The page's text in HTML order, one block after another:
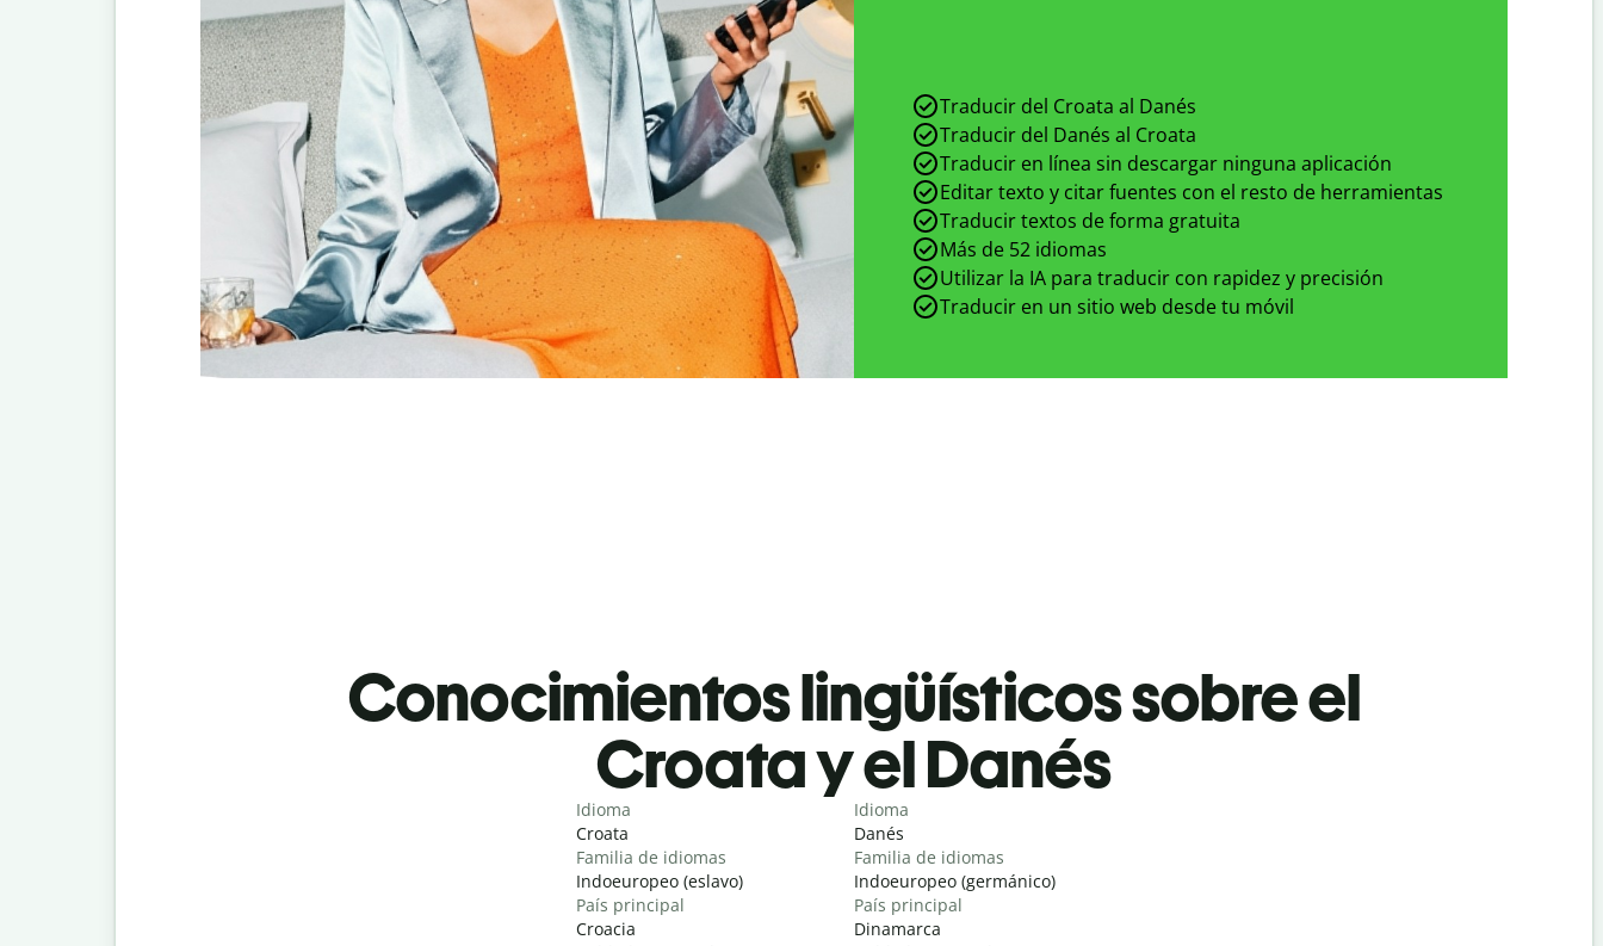
Traducir del Croata al Danés
Traducir del Danés al Croata
Traducir en línea sin descargar ninguna aplicación
Editar texto y citar fuentes con el resto de herramientas
Traducir textos de forma gratuita
Más de 52 idiomas
Utilizar la IA para traducir con rapidez y precisión
Traducir en un sitio web desde tu móvil
Conocimientos lingüísticos sobre el
Croata y el Danés
Idioma
Croata
Familia de idiomas
Indoeuropeo (eslavo)
País principal
Croacia
Idioma
Danés
Familia de idiomas
Indoeuropeo (germánico)
País principal
Dinamarca